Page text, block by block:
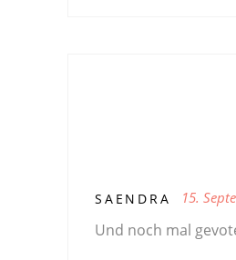
SAENDRA 15.
Und noch mal